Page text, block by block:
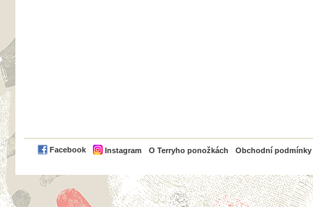
Facebook Instagram O Terryho ponožkách Obchodní podmínky
PayPal